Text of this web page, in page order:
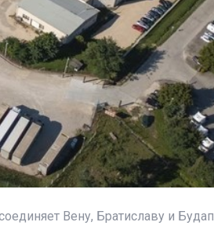
Вену, Братиславу и